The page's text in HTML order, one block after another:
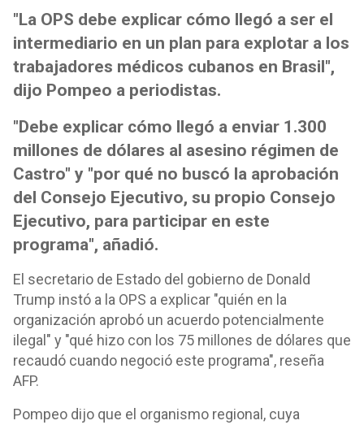
"La OPS debe explicar cómo llegó a ser el
intermediario en un plan para explotar a los
trabajadores médicos cubanos en Brasil",
dijo Pompeo a periodistas.
"Debe explicar cómo llegó a enviar 1.300
millones de dólares al asesino régimen de
Castro" y "por qué no buscó la aprobación
del Consejo Ejecutivo, su propio Consejo
Ejecutivo, para participar en este
programa", añadió.
El secretario de Estado del gobierno de Donald
Trump instó a la OPS a explicar "quién en la
organización aprobó un acuerdo potencialmente
ilegal" y "qué hizo con los 75 millones de dólares que
recaudó cuando negoció este programa", reseña
AFP.
Pompeo dijo que el organismo regional, cuya